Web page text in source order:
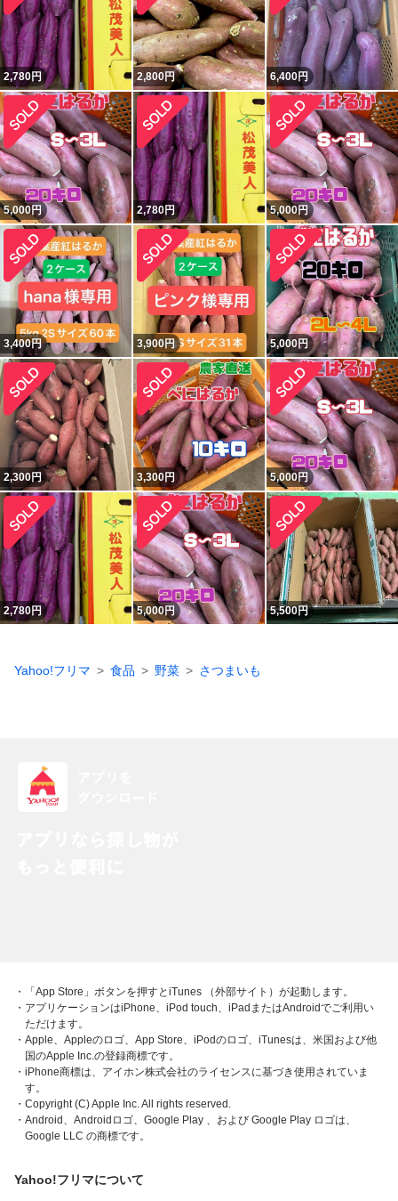
2,780円 2,800円 6,400円
5,000円 2,780円 5,000円
3,400円 3,900円 5,000円
2,300円 3,300円 5,000円
2,780円 5,000円 5,500円
Yahoo!フリマ 食品 野菜 さつまいも
・「App Store」ボタンを押すとiTunes （外部サイト）が起動します。
・アプリケーションはiPhone、iPod touch、iPadまたはAndroidでご利用い
ただけます。
・Apple、Appleのロゴ、App Store、iPodのロゴ、iTunesは、米国および他
国のApple Inc.の登録商標です。
・iPhone商標は、アイホン株式会社のライセンスに基づき使用されていま
す。
・Copyright (C) Apple Inc. All rights reserved.
・Android、Androidロゴ、Google Play 、および Google Play ロゴは、
Google LLC の商標です。
Yahoo!フリマについて